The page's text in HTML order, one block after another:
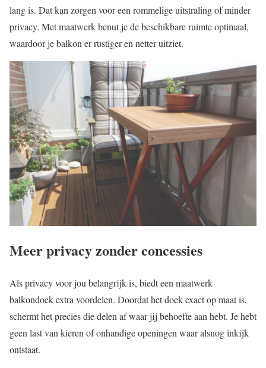
lang is. Dat kan zorgen voor een rommelige uitstraling of minder
privacy. Met maatwerk benut je de beschikbare ruimte optimaal,
waardoor je balkon er rustiger en netter uitziet.
Meer privacy zonder concessies
Als privacy voor jou belangrijk is, biedt een maatwerk
balkondoek extra voordelen. Doordat het doek exact op maat is,
schermt het precies die delen af waar jij behoefte aan hebt. Je hebt
geen last van kieren of onhandige openingen waar alsnog inkijk
ontstaat.